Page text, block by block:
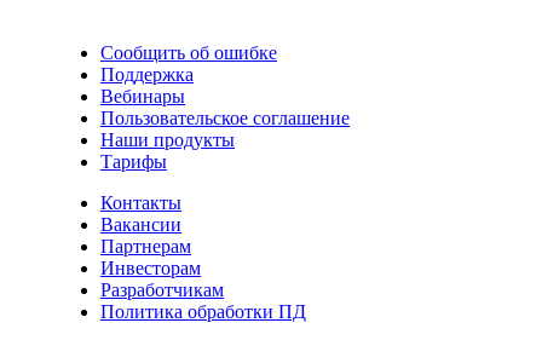
Сообщить об ошибке
Поддержка
Вебинары
Пользовательское соглашение
Наши продукты
Тарифы
Контакты
Вакансии
Партнерам
Инвесторам
Разработчикам
Политика обработки ПД